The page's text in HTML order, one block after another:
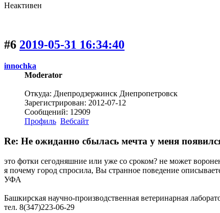
Неактивен
#6 2019-05-31 16:34:40
innochka
Moderator
Откуда: Днепродзержинск Днепропетровск
Зарегистрирован: 2012-07-12
Сообщений: 12909
Профиль Вебсайт
Re: Не ожиданно сбылась мечта у меня
это фотки сегодняшние или уже со сроком? не может
я почему город спросила, Вы странное поведение
УФА
Башкирская научно-производственная ветеринарная
тел. 8(347)223-06-29